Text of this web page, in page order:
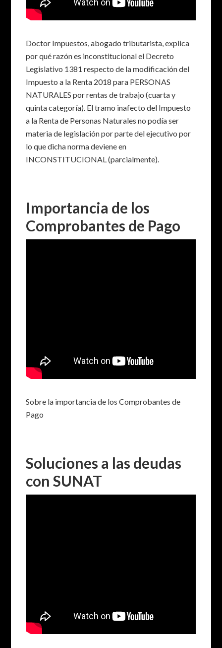
Doctor Impuestos, abogado tributarista, explica
por qué razón es inconstitucional el Decreto
Legislativo 1381 respecto de la modificación del
Impuesto a la Renta 2018 para PERSONAS
NATURALES por rentas de trabajo (cuarta y
quinta categoría). El tramo inafecto del Impuesto
a la Renta de Personas Naturales no podía ser
materia de legislación por parte del ejecutivo por
lo que dicha norma deviene en
INCONSTITUCIONAL (parcialmente).
Importancia de los
Comprobantes de Pago
Sobre la importancia de los Comprobantes de
Pago
Soluciones a las deudas
con SUNAT